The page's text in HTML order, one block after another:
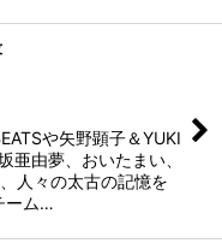
や矢野顕子＆YUKI
亜由夢、おいたまい、
人々の太古の記憶を
ーム…